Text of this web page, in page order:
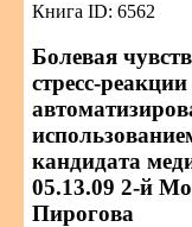
Книга ID: 6562
Болевая
стресс-
кандидата
05.13.09 2-й
Пирогова